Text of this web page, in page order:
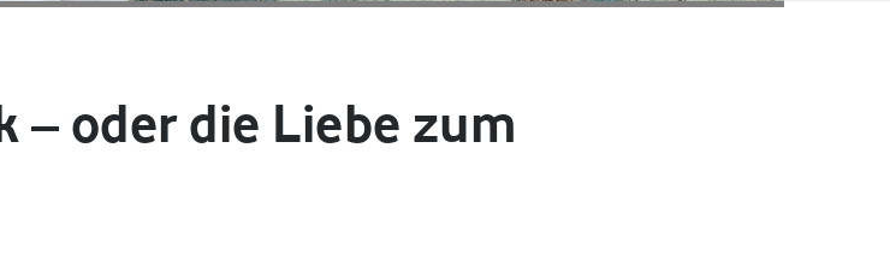
– oder die Liebe zum